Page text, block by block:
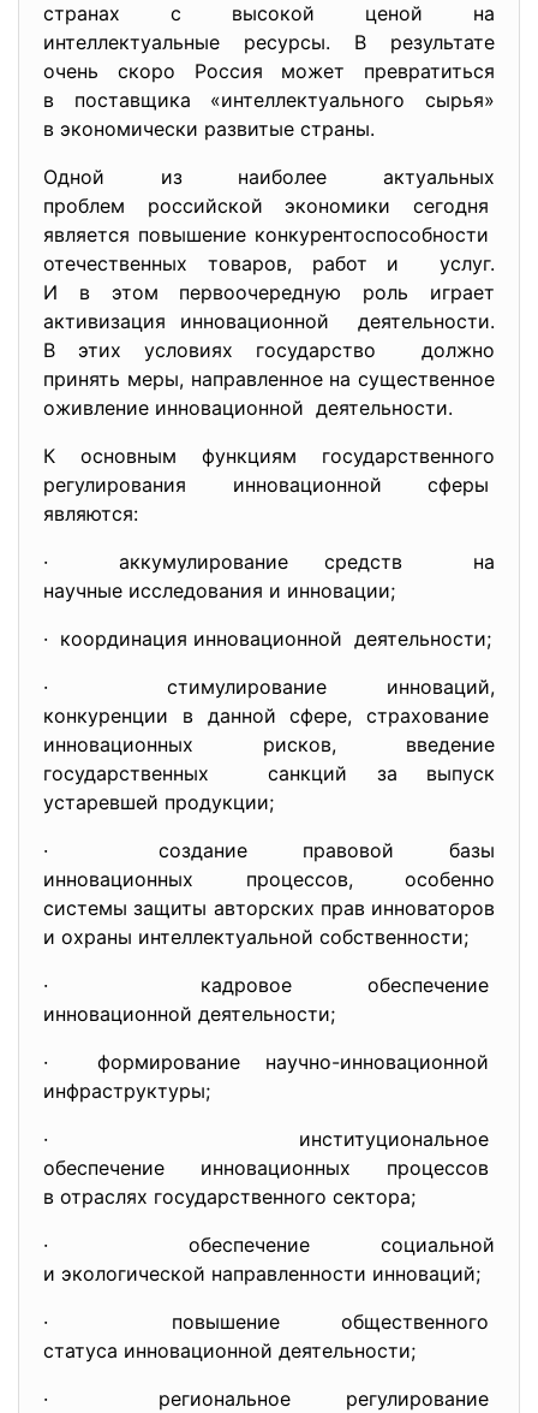
странах с высокой ценой на
интеллектуальные ресурсы. В результате
очень скоро Россия может превратиться
в поставщика «интеллектуального сырья»
в экономически развитые страны.
Одной из наиболее актуальных
проблем российской экономики сегодня
является повышение конкурентоспособности
отечественных товаров, работ и услуг.
И в этом первоочередную роль играет
активизация инновационной деятельности.
В этих условиях государство должно
принять меры, направленное на существенное
оживление инновационной деятельности.
К основным функциям государственного
регулирования инновационной сферы
являются:
· аккумулирование средств на
научные исследования и инновации;
· координация инновационной деятельности;
· стимулирование инноваций,
конкуренции в данной сфере, страхование
инновационных рисков, введение
государственных санкций за выпуск
устаревшей продукции;
· создание правовой базы
инновационных процессов, особенно
системы защиты авторских прав инноваторов
и охраны интеллектуальной собственности;
· кадровое обеспечение
инновационной деятельности;
· формирование научно-инновационной
инфраструктуры;
· институциональное
обеспечение инновационных процессов
в отраслях государственного сектора;
· обеспечение социальной
и экологической направленности инноваций;
· повышение общественного
статуса инновационной деятельности;
· региональное регулирование